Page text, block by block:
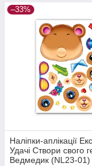
–33%
Наліпки-аплікації
Удачі Створи свого
Ведмедик (NL23-01)